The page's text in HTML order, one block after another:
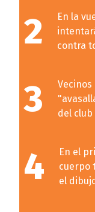
2
En la
contra
3
del
4
En el
cuerpo
el